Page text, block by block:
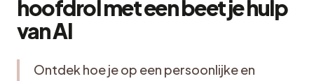
hoofdrol met een beetje hulp
van AI
Ontdek hoe je op een persoonlijke en